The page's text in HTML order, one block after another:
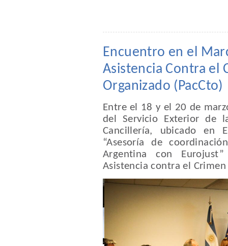
Encuentro en el
Asistencia Contra el
Organizado (PacCto)
Entre el 18 y el 20 de
del Servicio Exterior de
Cancillería, ubicado en
“Asesoría de
Argentina con
Asistencia contra el Crimen